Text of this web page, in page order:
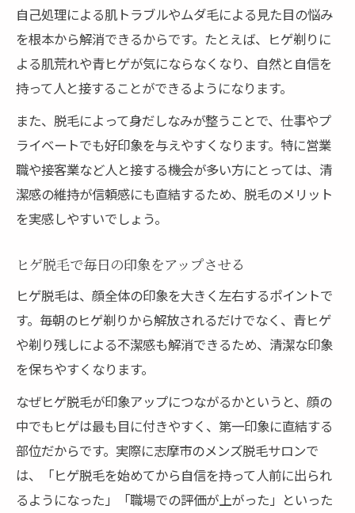
自己処理による肌トラブルやムダ毛による見た目の悩み
を根本から解消できるからです。たとえば、ヒゲ剃りに
よる肌荒れや青ヒゲが気にならなくなり、自然と自信を
持って人と接することができるようになります。
また、脱毛によって身だしなみが整うことで、仕事やプ
ライベートでも好印象を与えやすくなります。特に営業
職や接客業など人と接する機会が多い方にとっては、清
潔感の維持が信頼感にも直結するため、脱毛のメリット
を実感しやすいでしょう。
ヒゲ脱毛で毎日の印象をアップさせる
ヒゲ脱毛は、顔全体の印象を大きく左右するポイントで
す。毎朝のヒゲ剃りから解放されるだけでなく、青ヒゲ
や剃り残しによる不潔感も解消できるため、清潔な印象
を保ちやすくなります。
なぜヒゲ脱毛が印象アップにつながるかというと、顔の
中でもヒゲは最も目に付きやすく、第一印象に直結する
部位だからです。実際に志摩市のメンズ脱毛サロンで
は、「ヒゲ脱毛を始めてから自信を持って人前に出られ
るようになった」「職場での評価が上がった」といった